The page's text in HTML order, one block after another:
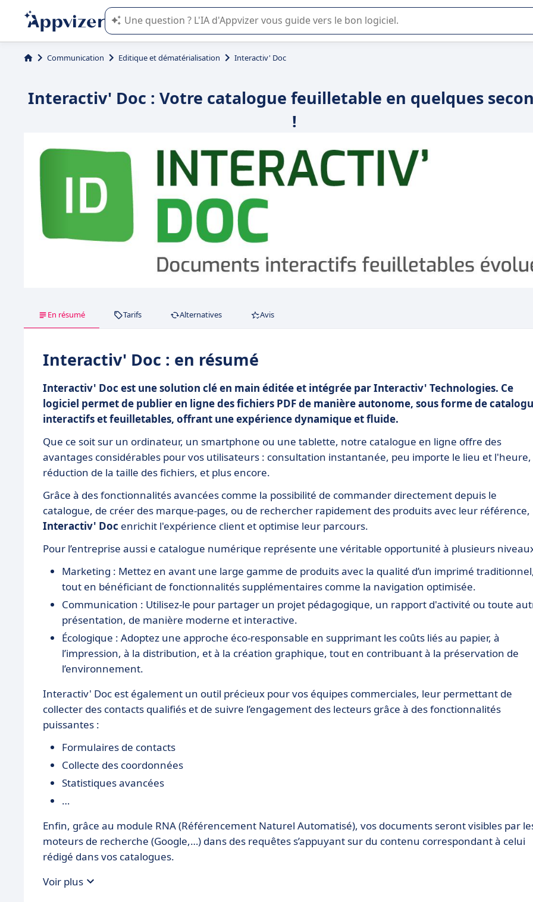
L'IA de Appvizer vous guide dans l'utilisation ou la sélection de logiciel SaaS en entreprise.
Communication Editique et dématérialisation Interactiv' Doc
Interactiv' Doc : Votre catalogue feuilletable en quelques
!
En résumé Tarifs Alternatives Avis
Interactiv' Doc : en résumé
Interactiv' Doc est une solution clé en main éditée et intégrée par Interactiv' Technologies. Ce
logiciel permet de publier en ligne des fichiers PDF de manière autonome, sous forme de
interactifs et feuilletables, offrant une expérience dynamique et fluide.
Que ce soit sur un ordinateur, un smartphone ou une tablette, notre catalogue en ligne offre des
avantages considérables pour vos utilisateurs : consultation instantanée, peu importe le lieu et l'heure,
réduction de la taille des fichiers, et plus encore.
Grâce à des fonctionnalités avancées comme la possibilité de commander directement depuis le
catalogue, de créer des marque-pages, ou de rechercher rapidement des produits avec leur référence,
Interactiv' Doc enrichit l'expérience client et optimise leur parcours.
Pour l’entreprise aussi e catalogue numérique représente une véritable opportunité à plusieurs
Marketing : Mettez en avant une large gamme de produits avec la qualité d’un imprimé
tout en bénéficiant de fonctionnalités supplémentaires comme la navigation optimisée.
Communication : Utilisez-le pour partager un projet pédagogique, un rapport d'activité ou toute
présentation, de manière moderne et interactive.
Écologique : Adoptez une approche éco-responsable en supprimant les coûts liés au papier, à
l’impression, à la distribution, et à la création graphique, tout en contribuant à la préservation de
l’environnement.
Interactiv' Doc est également un outil précieux pour vos équipes commerciales, leur permettant de
collecter des contacts qualifiés et de suivre l’engagement des lecteurs grâce à des fonctionnalités
puissantes :
Formulaires de contacts
Collecte des coordonnées
Statistiques avancées
…
Enfin, grâce au module RNA (Référencement Naturel Automatisé), vos documents seront visibles par
moteurs de recherche (Google,…) dans des requêtes s’appuyant sur du contenu correspondant à celui
rédigé dans vos catalogues.
Voir plus